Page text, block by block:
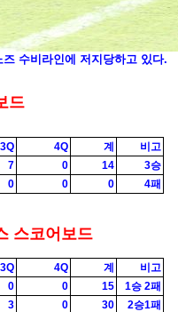
수비라인에 저지당하고 있다.
드
3Q 4Q 계
비고
7 0 14
3승
0 0 0 4패
스코어보드
3Q 4Q 계
비고
0 0 15
1승 2패
3 0 30 2승1패